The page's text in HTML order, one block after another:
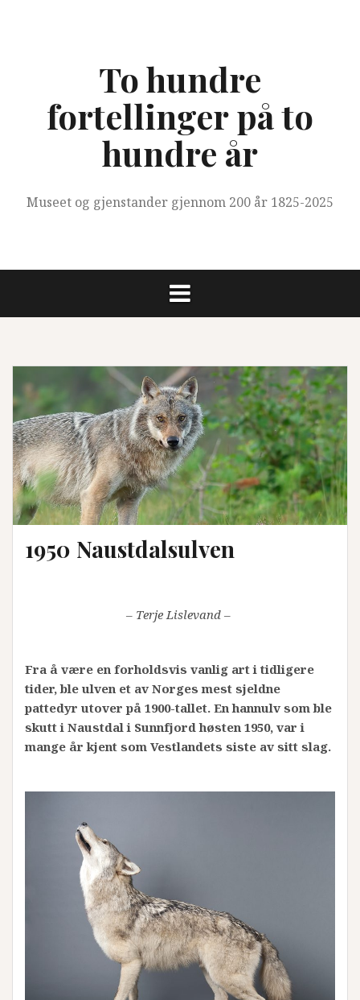
To hundre
fortellinger på to
hundre år
Museet og gjenstander gjennom 200 år 1825-2025
1950 Naustdalsulven
– Terje Lislevand –
Fra å være en forholdsvis vanlig art i tidligere
tider, ble ulven et av Norges mest sjeldne
pattedyr utover på 1900-tallet. En hannulv som ble
skutt i Naustdal i Sunnfjord høsten 1950, var i
mange år kjent som Vestlandets siste av sitt slag.